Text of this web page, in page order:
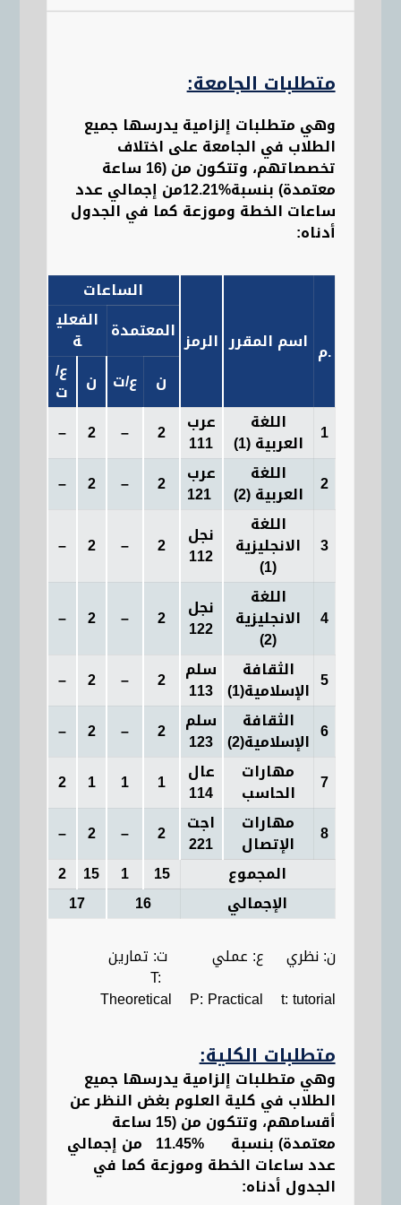
متطلبات الجامعة:
وهي متطلبات إلزامية يدرسها جميع
الطلاب في الجامعة على اختلاف
تخصصاتهم، وتتكون من (16 ساعة
معتمدة) بنسبة%12.
21 من إجمالي عدد
ساعات الخطة وموزعة كما في الجدول
أدناه:
الساعات
الرمز اسم المقرر م.
الفعلي
ة
المعتمدة
ع/
ت ن ع/ت
ن
– 2 – 2 عرب
111
اللغة
العربية (1 )
1
– 2 – 2 عرب
121
اللغة
العربية (2 ) 2
– 2 – 2 نجل
112
اللغة
الانجليزية
(1
)
3
– 2 – 2 نجل
122
اللغة
الانجليزية
(2)
4
– 2 – 2 سلم
113
الثقافة
الإسلامية(1) 5
– 2 – 2 سلم
123
الثقافة
الإسلامية(2) 6
2 1 1 1 عال
114
مهارات
الحاسب
7
– 2 – 2 اجت
221
مهارات
الإتصال
8
2
15 1 15
المجموع
17
16
الإجمالي
ن: نظري ع: عملي ت: تمارين
T:
Theoretical P: Practical t: tutorial
متطلبات الكلية:
وهي متطلبات إلزامية يدرسها جميع
الطلاب في كلية العلوم بغض النظر عن
أقسامهم، وتتكون من (15 ساعة
معتمدة) بنسبة %11.45 من إجمالي
عدد ساعات الخطة وموزعة كما في
الجدول أدناه: